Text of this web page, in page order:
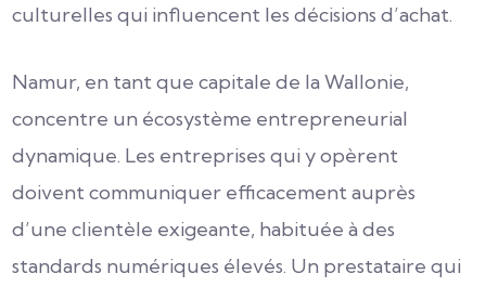
culturelles qui influencent les décisions d’achat.
Namur, en tant que capitale de la Wallonie,
concentre un écosystème entrepreneurial
dynamique. Les entreprises qui y opèrent
doivent communiquer efficacement auprès
d’une clientèle exigeante, habituée à des
standards numériques élevés. Un prestataire qui